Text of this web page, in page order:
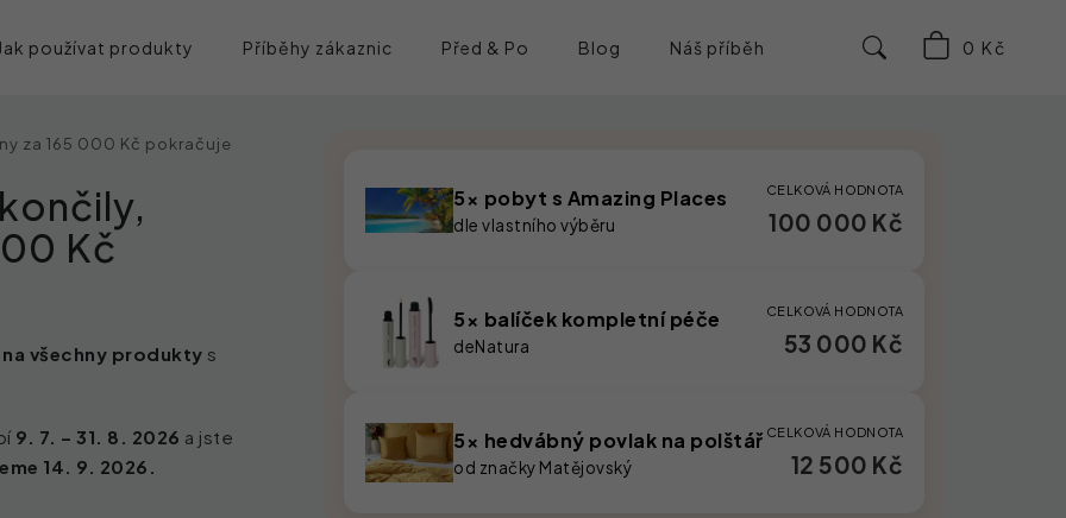
Hledat
Jak používat produkty Příběhy zákaznic Před & Po Blog Náš příběh Kontakt
za 165 000 Kč pokračuje
Kč
na všechny produkty s
9. 7. – 31. 8. 2026 a jste
14. 9. 2026.
5× pobyt s Amazing Places
dle vlastního výběru
CELKOVÁ HODNOTA
100 000 Kč
5× balíček kompletní péče
deNatura
CELKOVÁ HODNOTA
53 000 Kč
5× hedvábný povlak na polštář
od značky Matějovský
CELKOVÁ HODNOTA
12 500 Kč